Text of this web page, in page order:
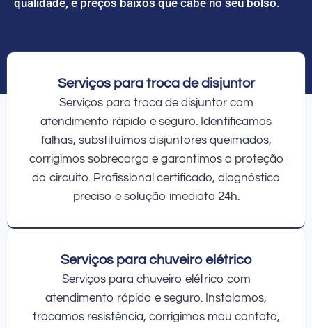
Serviços para troca de disjuntor
Serviços para troca de disjuntor com
atendimento rápido e seguro. Identificamos
falhas, substituímos disjuntores queimados,
corrigimos sobrecarga e garantimos a proteção
do circuito. Profissional certificado, diagnóstico
preciso e solução imediata 24h.
Serviços para chuveiro elétrico
Serviços para chuveiro elétrico com
atendimento rápido e seguro. Instalamos,
trocamos resistência, corrigimos mau contato,